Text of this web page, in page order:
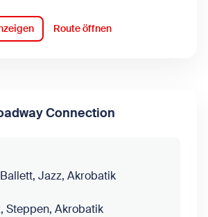
Route öffnen
Connection
Jazz, Akrobatik
Steppen, Akrobatik